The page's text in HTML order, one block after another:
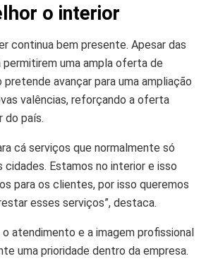
o interior
continua bem presente. Apesar das
uma ampla oferta de
avançar para uma ampliação
valências, reforçando a oferta
do país.
cá serviços que normalmente só
cidades. Estamos no interior e isso
para os clientes, por isso queremos
esses serviços”, destaca.
atendimento e a imagem profissional
uma prioridade dentro da empresa.